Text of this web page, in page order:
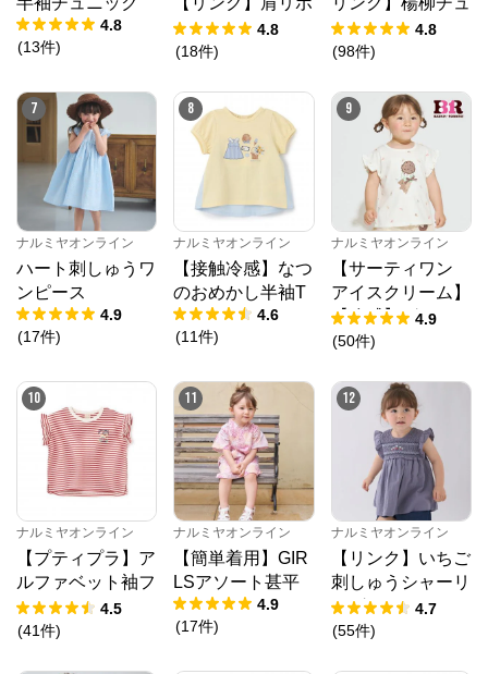
4.8
(13件)
ンフラワーキャッ
トワンピース
4.8
(18件)
ニック
4.8
(98件)
7
ナルミヤオンライン
ハート刺しゅうワ
ンピース
4.9
(17件)
8
ナルミヤオンライン
【接触冷感】なつ
のおめかし半袖T
4.6
(11件)
9
ナルミヤオンライン
【サーティワン
アイスクリーム】
【冷感】グラフィ
ック半袖Tシャツ
4.9
(50件)
10
ナルミヤオンライン
【プティプラ】ア
ルファベット袖フ
リルTシャツ
4.5
(41件)
11
ナルミヤオンライン
【簡単着用】GIR
LSアソート甚平
4.9
(17件)
12
ナルミヤオンライン
【リンク】いちご
刺しゅうシャーリ
ングチュニック
4.7
(55件)
ナルミヤオンライン
公式ECサイト
※外部サイトが開きます
ナルミヤオンラインからのコメント
ナルミヤオンライン公式通販ショップ。人気子供服メ
ゾピアノ、プティマイン、ラブトキシック、アナスイ